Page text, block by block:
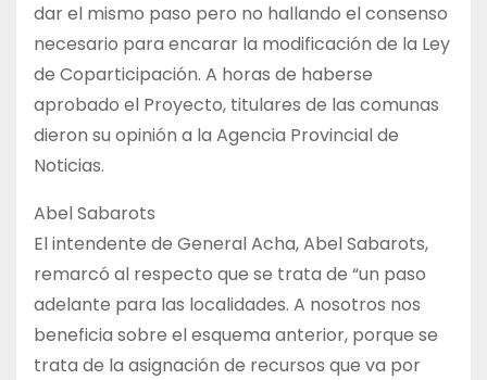
dar el mismo paso pero no hallando el consenso
necesario para encarar la modificación de la Ley
de Coparticipación. A horas de haberse
aprobado el Proyecto, titulares de las comunas
dieron su opinión a la Agencia Provincial de
Noticias.
Abel Sabarots
El intendente de General Acha, Abel Sabarots,
remarcó al respecto que se trata de “un paso
adelante para las localidades. A nosotros nos
beneficia sobre el esquema anterior, porque se
trata de la asignación de recursos que va por